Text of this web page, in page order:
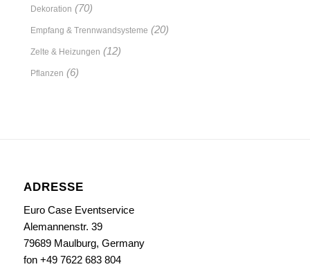
Dekoration (70)
Empfang & Trennwandsysteme (20)
Zelte & Heizungen (12)
Pflanzen (6)
ADRESSE
Euro Case Eventservice
Alemannenstr. 39
79689 Maulburg, Germany
fon +49 7622 683 804